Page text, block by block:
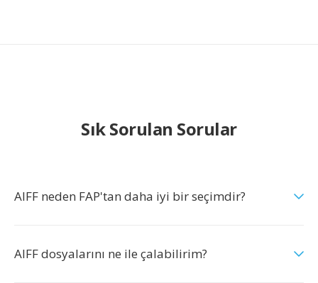
Sık Sorulan Sorular
AIFF neden FAP'tan daha iyi bir seçimdir?
AIFF dosyalarını ne ile çalabilirim?